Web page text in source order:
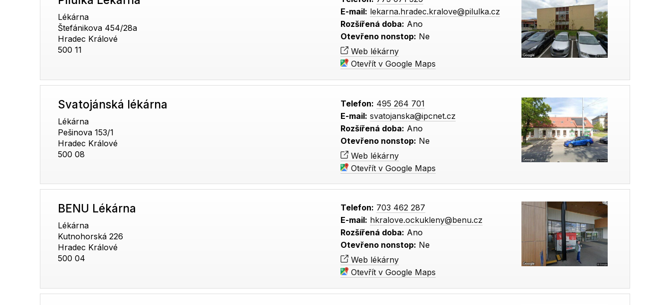
Lékárna
Štefánikova 454/28a
Hradec Králové
500 11
E-mail: lekarna.hradec.kralove@pilulka.cz
Rozšířená doba: Ano
Otevřeno nonstop: Ne
Web lékárny
Otevřít v Google Maps
Svatojánská lékárna
Lékárna
Pešinova 153/1
Hradec Králové
500 08
Telefon: 495 264 701
E-mail: svatojanska@ipcnet.cz
Rozšířená doba: Ano
Otevřeno nonstop: Ne
Web lékárny
Otevřít v Google Maps
BENU Lékárna
Lékárna
Kutnohorská 226
Hradec Králové
500 04
Telefon: 703 462 287
E-mail: hkralove.ockukleny@benu.cz
Rozšířená doba: Ano
Otevřeno nonstop: Ne
Web lékárny
Otevřít v Google Maps